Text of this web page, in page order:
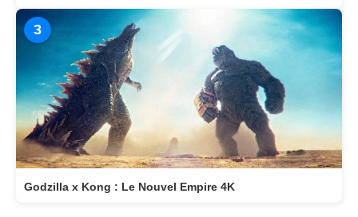
3
Godzilla x Kong : Le Nouvel Empire 4K